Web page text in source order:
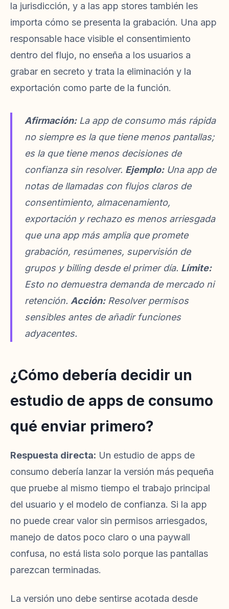
la jurisdicción, y a las app stores también les
importa cómo se presenta la grabación. Una app
responsable hace visible el consentimiento
dentro del flujo, no enseña a los usuarios a
grabar en secreto y trata la eliminación y la
exportación como parte de la función.
Afirmación:La app de consumo más rápida
no siempre es la que tiene menos pantallas;
es la que tiene menos decisiones de
confianza sin resolver. Ejemplo:Una app de
notas de llamadas con flujos claros de
consentimiento, almacenamiento,
exportación y rechazo es menos arriesgada
que una app más amplia que promete
grabación, resúmenes, supervisión de
grupos y billing desde el primer día. Límite:
Esto no demuestra demanda de mercado ni
retención. Acción:Resolver permisos
sensibles antes de añadir funciones
adyacentes.
¿Cómo debería decidir un
estudio de apps de consumo
qué enviar primero?
Respuesta directa: Un estudio de apps de
consumo debería lanzar la versión más pequeña
que pruebe al mismo tiempo el trabajo principal
del usuario y el modelo de confianza. Si la app
no puede crear valor sin permisos arriesgados,
manejo de datos poco claro o una paywall
confusa, no está lista solo porque las pantallas
parezcan terminadas.
La versión uno debe sentirse acotada desde